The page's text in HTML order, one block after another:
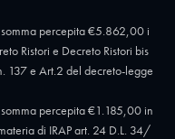
percepita €5.862,00 i
Ristori e Decreto Ristori bis
137 e Art.2 del decreto-legge
percepita €1.185,00 in
di IRAP art. 24 D.L. 34/